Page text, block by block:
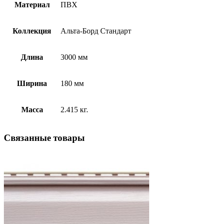
Материал ПВХ
Коллекция Альта-Борд Стандарт
Длина 3000 мм
Ширина 180 мм
Масса 2.415 кг.
Связанные товары